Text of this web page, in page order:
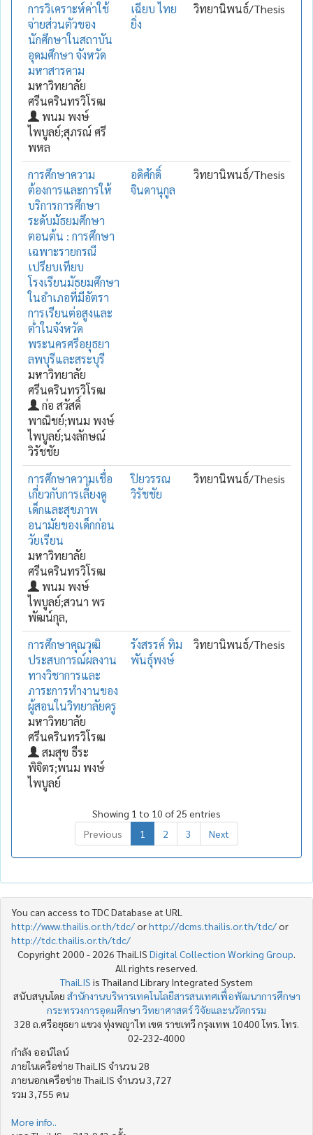
การวิเคราะห์ค่าใช้
จ่ายส่วนตัวของ
นักศึกษาในสถาบัน
อุดมศึกษา จังหวัด
มหาสารคาม
มหาวิทยาลัย
ศรีนครินทรวิโรฒ
พนม พงษ์
ไพบูลย์;สุภรณ์ ศรี
พหล
เฉียบ ไทย
ยิ่ง
วิทยานิพนธ์/Thesis
การศึกษาความ
ต้องการและการให้
บริการการศึกษา
ระดับมัธยมศึกษา
ตอนต้น : การศึกษา
เฉพาะรายกรณี
เปรียบเทียบ
โรงเรียนมัธยมศึกษา
ในอำเภอที่มีอัตรา
การเรียนต่อสูงและ
ต่ำในจังหวัด
พระนครศรีอยุธยา
ลพบุรีและสระบุรี
มหาวิทยาลัย
ศรีนครินทรวิโรฒ
ก่อ สวัสดิ์
พาณิชย์;พนม พงษ์
ไพบูลย์;นงลักษณ์
วิรัชชัย
อดิศักดิ์
จินดานุกูล
วิทยานิพนธ์/Thesis
การศึกษาความเชื่อ
เกี่ยวกับการเลี้ยงดู
เด็กและสุขภาพ
อนามัยของเด็กก่อน
วัยเรียน
มหาวิทยาลัย
ศรีนครินทรวิโรฒ
พนม พงษ์
ไพบูลย์;สวนา พร
พัฒน์กุล,
ปิยวรรณ
วิรัชชัย
วิทยานิพนธ์/Thesis
การศึกษาคุณวุฒิ
ประสบการณ์ผลงาน
ทางวิชาการและ
ภาระการทำงานของ
ผู้สอนในวิทยาลัยครู
มหาวิทยาลัย
ศรีนครินทรวิโรฒ
สมสุข ธีระ
พิจิตร;พนม พงษ์
ไพบูลย์
รังสรรค์ ทิม
พันธุ์พงษ์
วิทยานิพนธ์/Thesis
Showing 1 to 10 of 25 entries
Previous
1 2 3 Next
You can access to TDC Database at URL
http://www.thailis.or.th/tdc/orhttp://dcms.thailis.or.th/tdc/or
http://tdc.thailis.or.th/tdc/
Copyright 2000 - 2026 ThaiLIS Digital Collection Working Group
All rights reserved.
ThaiLIS is Thailand Library Integrated System
สนับสนุนโดย สำนักงานบริหารเทคโนโลยีสารสนเทศเพื่อพัฒนาการศึกษา
กระทรวงการอุดมศึกษา วิทยาศาสตร์ วิจัยและนวัตกรรม
328 ถ.ศรีอยุธยา แขวง ทุ่งพญาไท เขต ราชเทวี กรุงเทพ 10400 โทร. โทร.
02-232-4000
กำลัง ออน์ไลน์
ภายในเครือข่าย ThaiLIS จำนวน 28
ภายนอกเครือข่าย ThaiLIS จำนวน 3,727
รวม 3,755 คน
More info..